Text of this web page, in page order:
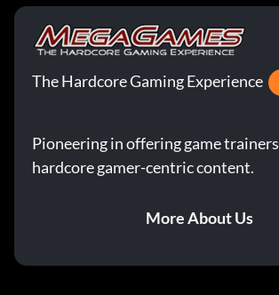
The Hardcore Gaming Experience
Pioneering in offering game
hardcore gamer-centric content.
More About Us